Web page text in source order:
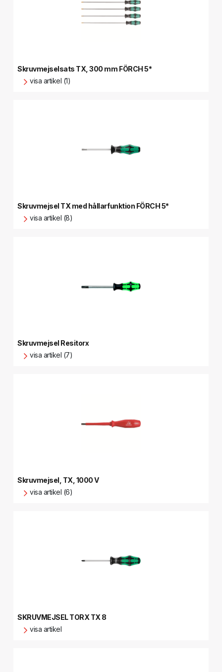
Skruvmejselsats TX, 300 mm FÖRCH 5*
visa artikel (1)
Skruvmejsel TX med hållarfunktion FÖRCH 5*
visa artikel (8)
Skruvmejsel Resitorx
visa artikel (7)
Skruvmejsel, TX, 1000 V
visa artikel (6)
SKRUVMEJSEL TORX TX 8
visa artikel